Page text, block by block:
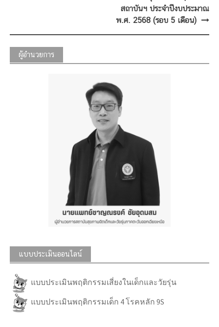
สถาบันฯ ประจำปีงบประมาณ
พ.ศ. 2568 (รอบ 5 เดือน)
ผู้อำนวยการ
แบบประเมินออนไลน์
แบบประเมินพฤติกรรมเสี่ยงในเด็กและวัยรุ่น
แบบประเมินพฤติกรรมเด็ก 4 โรคหลัก 9S